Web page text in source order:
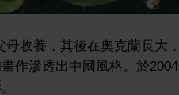
母收養，其後在奧克蘭長大
作滲透出中國風格。於